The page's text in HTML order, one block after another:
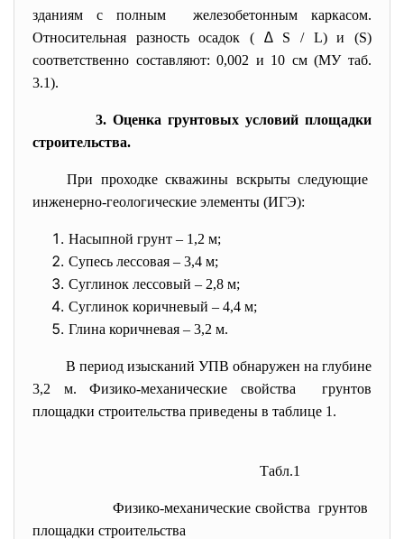
зданиям с полным железобетонным каркасом.
Относительная разность осадок (
∆
S / L) и (S)
cоответственно составляют: 0,002 и 10 см (МУ таб.
3.1).
3. Оценка грунтовых условий площадки
строительства.
При проходке скважины вскрыты следующие
инженерно-геологические элементы (ИГЭ):
Насыпной грунт – 1,2 м;
Супесь лессовая – 3,4 м;
Суглинок лессовый – 2,8 м;
Суглинок коричневый – 4,4 м;
Глина коричневая – 3,2 м.
В период изысканий УПВ обнаружен на глубине
3,2 м. Физико-механические свойства грунтов
площадки строительства приведены в таблице 1.
Табл.1
Физико-механические свойства грунтов
площадки строительства